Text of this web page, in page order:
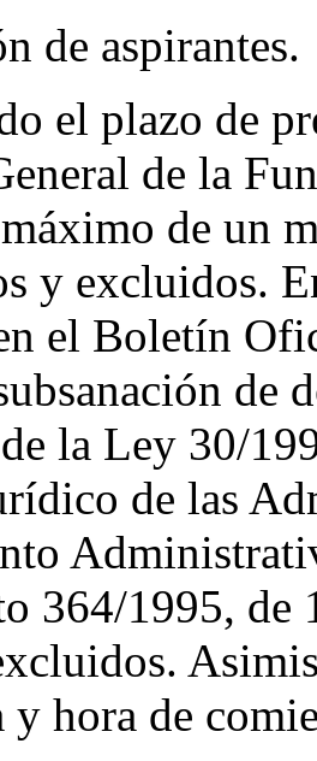
de aspirantes.
el plazo de
de la
de un
y excluidos.
el Boletín
de
la Ley 30/
de las
364/1995, de
y hora de